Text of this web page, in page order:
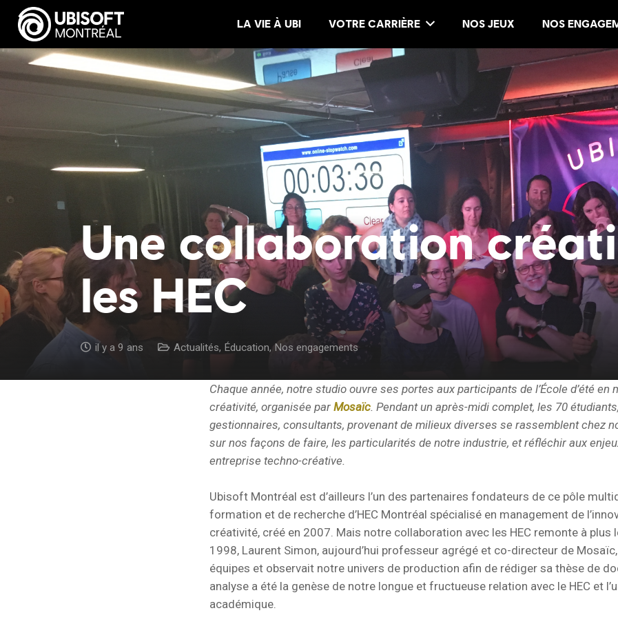
LA VIE À UBI VOTRE CARRIÈRE NOS JEUX NOS
Une collaboration
les HEC
il y a 9 ans Actualités, Éducation,Nos engagements
Chaque année, notre studio ouvre ses portes aux participants de l’École d’été en
créativité, organisée par Mosaïc. Pendant un après-midi complet, les 70
gestionnaires, consultants, provenant de milieux diverses se rassemblent chez
sur nos façons de faire, les particularités de notre industrie, et réfléchir aux
entreprise techno-créative.
Ubisoft Montréal est d’ailleurs l’un des partenaires fondateurs de ce pôle
formation et de recherche d’HEC Montréal spécialisé en management de
créativité, créé en 2007. Mais notre collaboration avec les HEC remonte à plus
1998, Laurent Simon, aujourd’hui professeur agrégé et co-directeur de
équipes et observait notre univers de production afin de rédiger sa thèse de
analyse a été la genèse de notre longue et fructueuse relation avec le HEC et
académique.